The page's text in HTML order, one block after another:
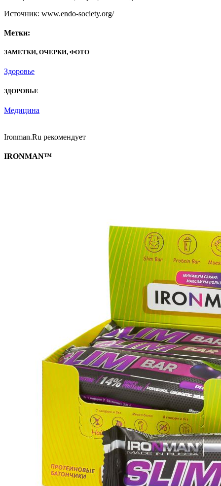
Источник: www.endo-society.org/
Метки:
ЗАМЕТКИ, ОЧЕРКИ, ФОТО
Здоровье
ЗДОРОВЬЕ
Медицина
Ironman.Ru рекомендует
IRONMAN™